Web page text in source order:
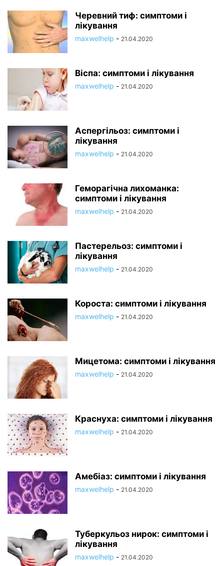
Черевний тиф: симптоми і
лікування
maxwelhelp - 21.04.2020
Віспа: симптоми і лікування
maxwelhelp - 21.04.2020
Аспергільоз: симптоми і
лікування
maxwelhelp - 21.04.2020
Геморагічна лихоманка:
симптоми і лікування
maxwelhelp - 21.04.2020
Пастерельоз: симптоми і
лікування
maxwelhelp - 21.04.2020
Короста: симптоми і лікування
maxwelhelp - 21.04.2020
Мицетома: симптоми і лікування
maxwelhelp - 21.04.2020
Краснуха: симптоми і лікування
maxwelhelp - 21.04.2020
Амебіаз: симптоми і лікування
maxwelhelp - 21.04.2020
Туберкульоз нирок: симптоми і
лікування
maxwelhelp - 21.04.2020